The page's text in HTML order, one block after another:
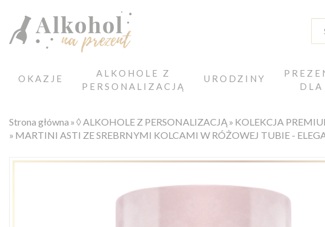
OKAZJE ALKOHOLE Z
PERSONALIZACJĄ
URODZINY
DLA
Strona główna ◊ ALKOHOLE Z PERSONALIZACJĄ
KOLEKCJA
MARTINI ASTI ZE SREBRNYMI KOLCAMI W RÓŻOWEJ TUBIE -